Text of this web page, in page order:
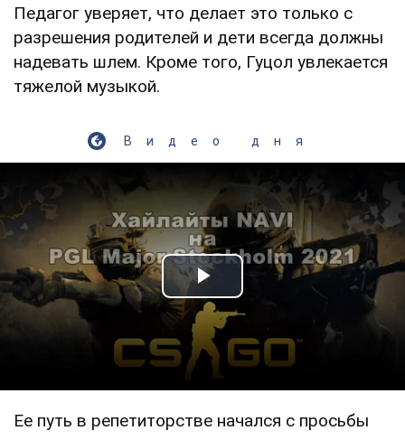
Педагог уверяет, что делает это только с
разрешения родителей и дети всегда должны
надевать шлем. Кроме того, Гуцол увлекается
тяжелой музыкой.
Видео дня
Play Video
Ее путь в репетиторстве начался с просьбы